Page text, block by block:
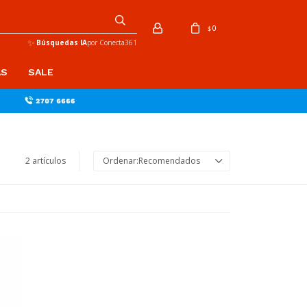
SALE
✨ Búsquedas IApor Conecta361
$0
2 artículos Recomendados